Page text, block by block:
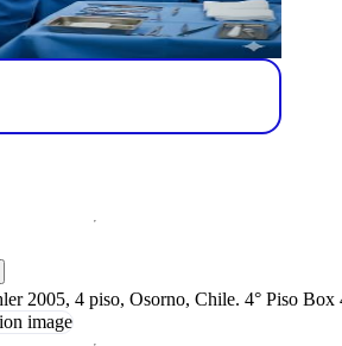
2005, 4 piso, Osorno, Chile. 4° Piso Box